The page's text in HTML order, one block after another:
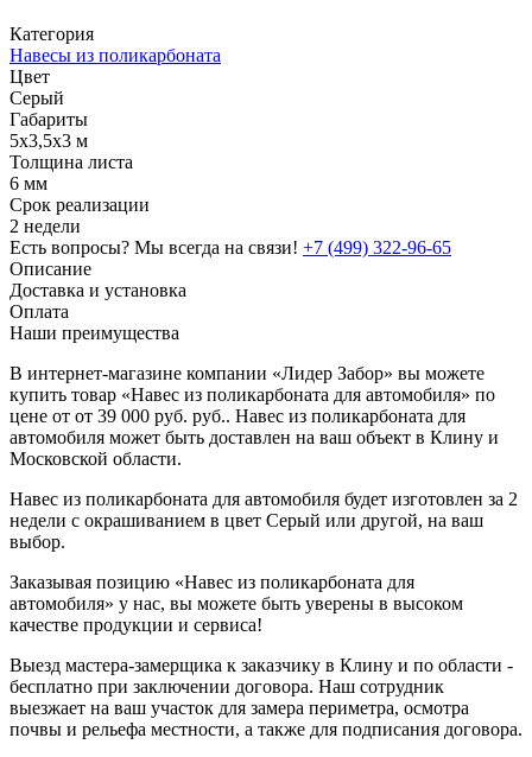
Категория
Навесы из поликарбоната
Цвет
Серый
Габариты
5х3,5х3 м
Толщина листа
6 мм
Срок реализации
2 недели
Есть вопросы? Мы всегда на связи! +7 (499) 322-96-65
Описание
Доставка и установка
Оплата
Наши преимущества
В интернет-магазине компании «Лидер Забор» вы можете
купить товар «Навес из поликарбоната для автомобиля» по
цене от от 39 000 руб. руб.. Навес из поликарбоната для
автомобиля может быть доставлен на ваш объект в Клину и
Московской области.
Навес из поликарбоната для автомобиля будет изготовлен за 2
недели с окрашиванием в цвет Серый или другой, на ваш
выбор.
Заказывая позицию «Навес из поликарбоната для
автомобиля» у нас, вы можете быть уверены в высоком
качестве продукции и сервиса!
Выезд мастера-замерщика к заказчику в Клину и по области -
бесплатно при заключении договора. Наш сотрудник
выезжает на ваш участок для замера периметра, осмотра
почвы и рельефа местности, а также для подписания договора.